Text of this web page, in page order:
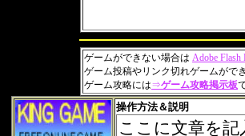
ゲームができない場合は Adobe Flash
ゲーム投稿やリンク切れゲームがで
ゲーム攻略には⇒ゲーム攻略掲示板
操作方法＆説明